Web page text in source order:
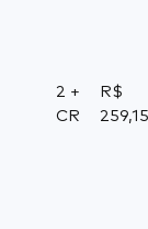
2 +
CR
R$
259,15